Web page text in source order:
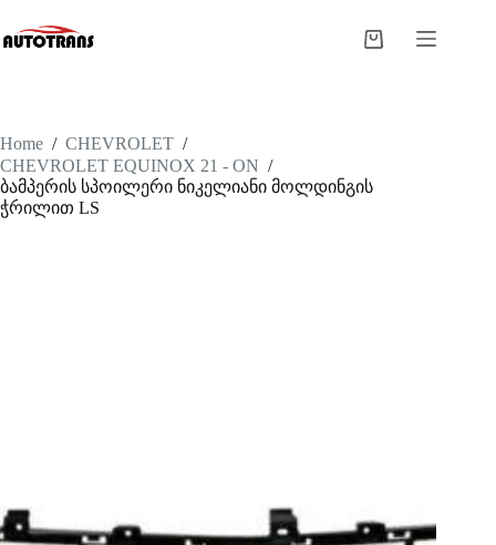
Home / CHEVROLET /
CHEVROLET EQUINOX 21 - ON /
ბამპერის სპოილერი ნიკელიანი მოლდინგის
ჭრილით LS